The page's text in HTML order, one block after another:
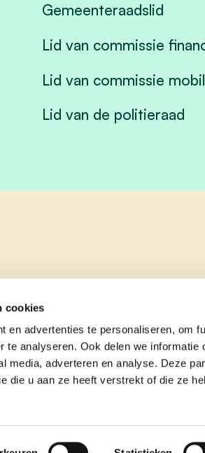
cookies
en advertenties te personaliseren, om
te analyseren. Ook delen we informatie
media, adverteren en analyse. Deze
die u aan ze heeft verstrekt of die ze
Gemeenteraadslid
Lid van commissie
Lid van commissie
Lid van de politieraad
contact